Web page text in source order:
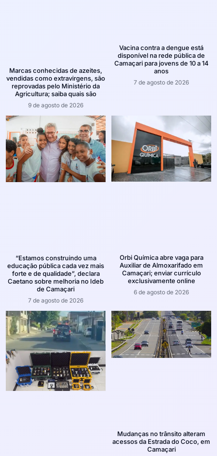
Marcas conhecidas de azeites,
vendidas como extravirgens, são
reprovadas pelo Ministério da
Agricultura; saiba quais são
9 de agosto de 2026
Vacina contra a dengue está
disponível na rede pública de
Camaçari para jovens de 10 a 14
anos
7 de agosto de 2026
“Estamos construindo uma
educação pública cada vez mais
forte e de qualidade”, declara
Caetano sobre melhoria no Ideb
de Camaçari
7 de agosto de 2026
Orbi Química abre vaga para
Auxiliar de Almoxarifado em
Camaçari; enviar currículo
exclusivamente online
6 de agosto de 2026
Mudanças no trânsito alteram
acessos da Estrada do Coco, em
Camaçari